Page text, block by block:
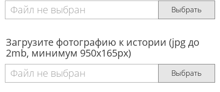
Файл не выбран
Выбрать
Загрузите фотографию к истории (jpg до
2mb, минимум 950x165px)
Файл не выбран
Выбрать